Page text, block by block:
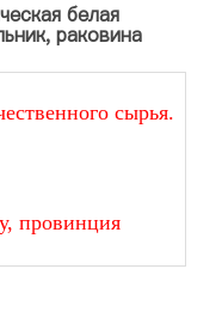
белая
раковина
сырья.
провинция